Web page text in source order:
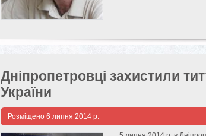
Дніпропетровці захистили
України
Розміщено 6 липня 2014 р.